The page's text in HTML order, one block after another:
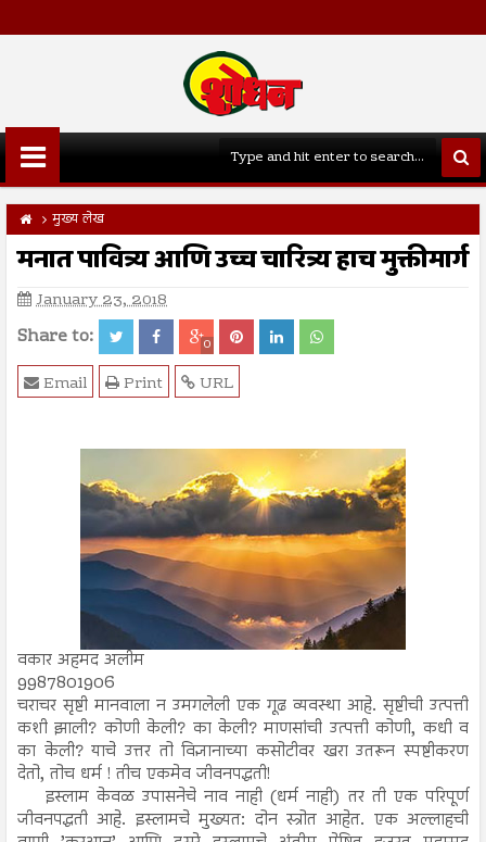
मुख्य लेख
मनात पावित्र्य आणि उच्च चारित्र्य हाच मुक्तीमार्ग
January 23, 2018
Share to: 0
URL
Print
Email
वकार अहमद अलीम
9987801906
चराचर सृष्टी मानवाला न उमगलेली एक गूढ व्यवस्था आहे. सृष्टीची उत्पत्ती
कशी झाली? कोणी केली? का केली? माणसांची उत्पत्ती कोणी, कधी व
का केली? याचे उत्तर तो विज्ञानाच्या कसोटीवर खरा उतरून स्पष्टीकरण
देतो, तोच धर्म ! तीच एकमेव जीवनपद्धती!
इस्लाम केवळ उपासनेचे नाव नाही (धर्म नाही) तर ती एक परिपूर्ण
जीवनपद्धती आहे. इस्लामचे मुख्यत: दोन स्त्रोत आहेत. एक अल्लाहची